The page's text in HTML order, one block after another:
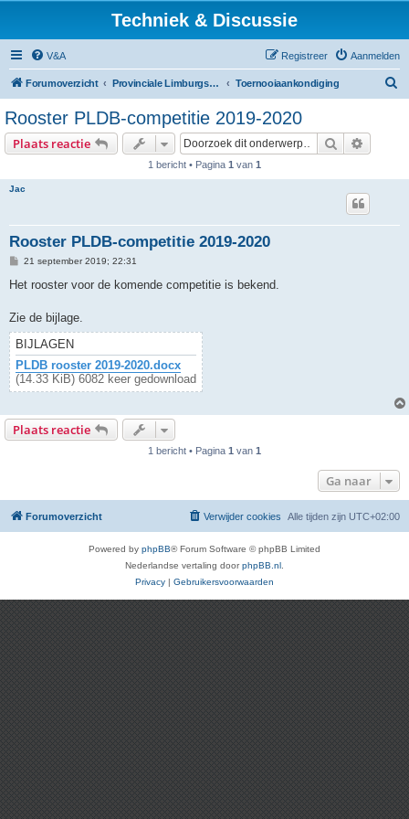
Techniek & Discussie
V&A Aanmelden
Registreer
Forumoverzicht Provinciale Limburgse Dambond Toernooiaankondiging
Rooster PLDB-competitie 2019-2020
Plaats reactie Zoek
1 bericht • Pagina 1 van 1
Jac
Rooster PLDB-competitie 2019-2020
B
r
h
21 september 2019; 22:31
Het rooster voor de komende competitie is bekend.
Zie de bijlage.
BIJLAGEN
PLDB rooster 2019-2020.docx
(14.33 KiB) 6082 keer gedownload
Plaats reactie
1 bericht • Pagina 1 van 1
Ga naar
Forumoverzicht Alle tijden zijn UTC+02:00
Verwijder cookies
Powered by phpBB® Forum Software © phpBB Limited
Nederlandse vertaling doorphpBB.nl
Privacy | Gebruikersvoorwaarden